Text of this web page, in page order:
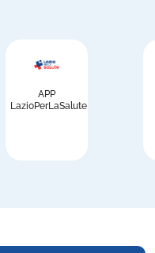
APP
LazioPerLaSalute